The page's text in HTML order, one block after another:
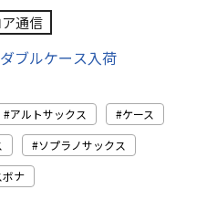
通信
ブルケース入荷
アルトサックス
ケース
ソプラノサックス
ボナ